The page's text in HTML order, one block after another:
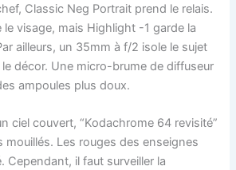
Classic Neg Portrait prend le relais.
visage, mais Highlight -1 garde la
ailleurs, un 35mm à f/2 isole le sujet
décor. Une micro-brume de diffuseur
ampoules plus doux.
ciel couvert, “Kodachrome 64 revisité”
mouillés. Les rouges des enseignes
Cependant, il faut surveiller la